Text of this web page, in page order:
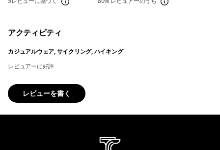
アクティビティ
カジュアルウェア, サイクリング, ハイキング
レビュアーに好評
レビューを書く